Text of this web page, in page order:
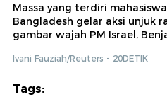
Massa yang terdiri
Bangladesh gelar aksi unjuk
gambar wajah PM Israel,
Ivani Fauziah/Reuters - 20DETIK
Tags: